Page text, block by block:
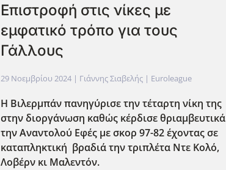
Επιστροφή στις νίκες με
εμφατικό τρόπο για τους
Γάλλους
29 Νοεμβρίου 2024 | Γιάννης Σιαβελής | Euroleague
Η Βιλερμπάν πανηγύρισε την τέταρτη νίκη της
στην διοργάνωση καθώς κέρδισε θριαμβευτικά
την Αναντολού Εφές με σκορ 97-82 έχοντας σε
καταπληκτική βραδιά την τριπλέτα Ντε Κολό,
Λοβέρν κι Μαλεντόν.